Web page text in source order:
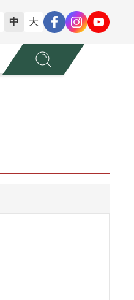
中 大